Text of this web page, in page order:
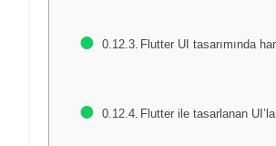
Flutter UI tasarımında
Flutter ile tasarlanan